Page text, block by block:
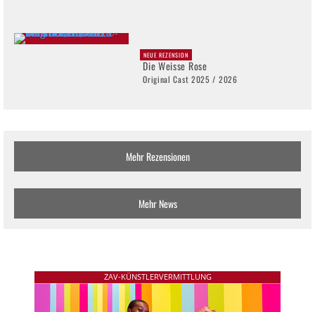
NEUE REZENSION
Die Weisse Rose
Original Cast 2025 / 2026
Mehr Rezensionen
Mehr News
ZAV-KÜNSTLERVERMITTLUNG